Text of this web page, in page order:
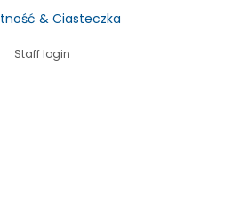
& Ciasteczka
Staff login